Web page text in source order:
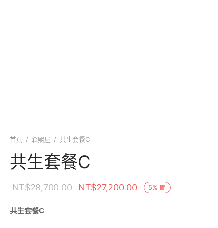
首頁 / 森熙屋 / 共生套餐C
共生套餐C
5% 關
NT$28,700.00
原始價格：
NT$27,200.00
目前價格：
共生套餐C